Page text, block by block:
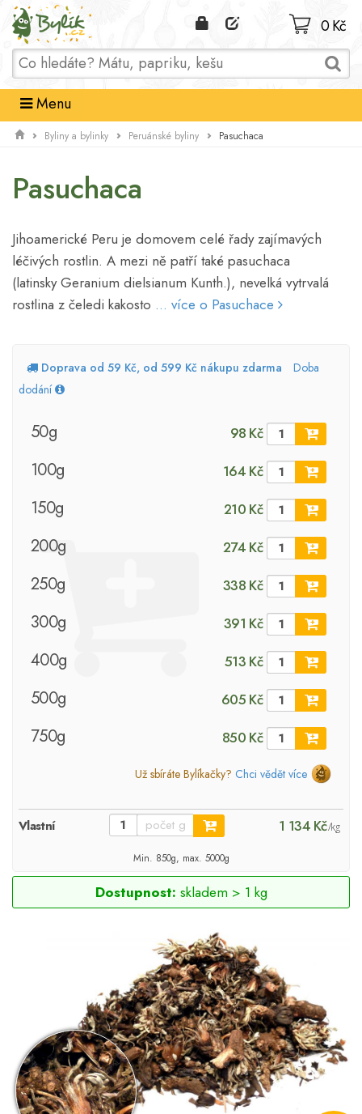
Domů
0 Kč
Menu
Byliny a bylinky Peruánské byliny Pasuchaca
Pasuchaca
Jihoamerické Peru je domovem celé řady zajímavých
léčivých rostlin. A mezi ně patří také pasuchaca
(latinsky Geranium dielsianum Kunth.), nevelká vytrvalá
rostlina z čeledi kakosto ... více o Pasuchace
Doprava od 59 Kč, od 599 Kč nákupu zdarma
Doba
dodání
50g 98 Kč
100g 164 Kč
150g 210 Kč
200g 274 Kč
250g 338 Kč
300g 391 Kč
400g 513 Kč
500g 605 Kč
750g 850 Kč
Už sbíráte Bylíkačky? Chci vědět více
Vlastní 1 134 Kč/kg
Min. 850g, max. 5000g
Dostupnost: skladem > 1 kg